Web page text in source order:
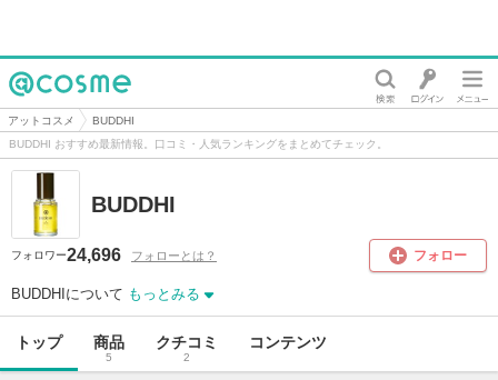
@cosme
アットコスメ
BUDDHI
BUDDHI おすすめ最新情報。口コミ・人気ランキングをまとめてチェック。
BUDDHI
フォロワー24,696 フォローとは？ フォロー
BUDDHIについて もっとみる
トップ 商品
5
クチコミ
2
コンテンツ